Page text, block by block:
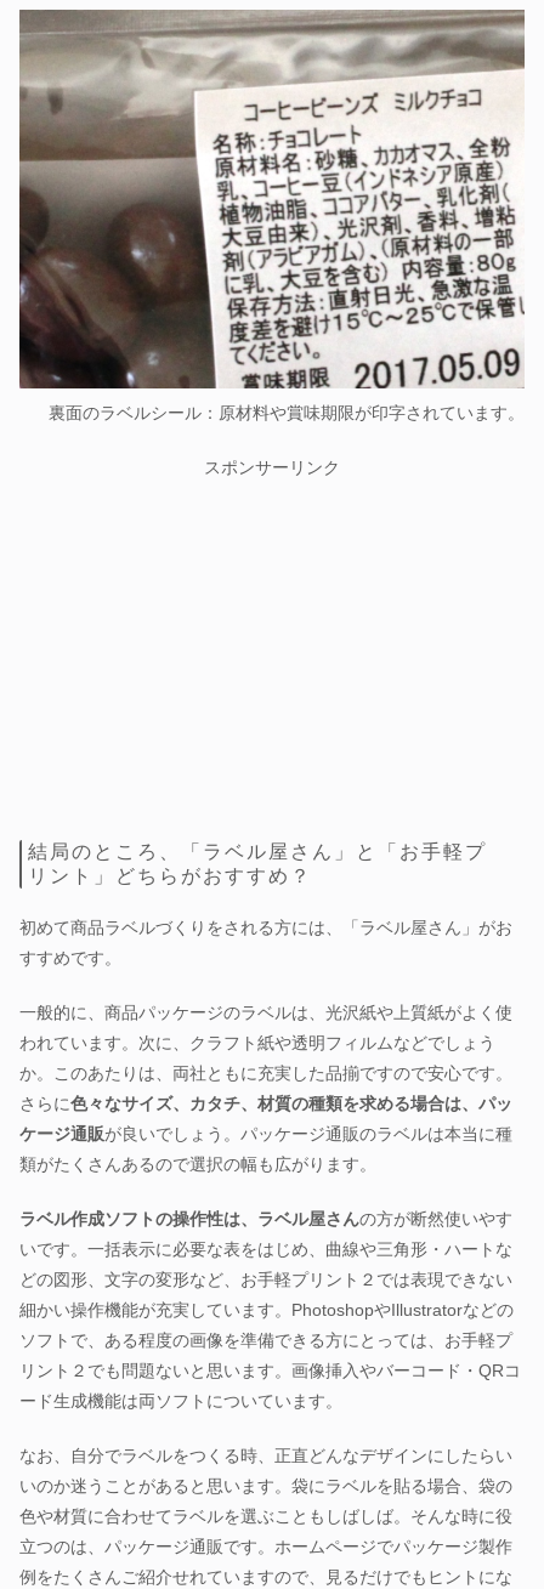
裏面のラベルシール：原材料や賞味期限が印字されています。
スポンサーリンク
結局のところ、「ラベル屋さん」と「お手軽プ
リント」どちらがおすすめ？
初めて商品ラベルづくりをされる方には、「ラベル屋さん」がお
すすめです。
一般的に、商品パッケージのラベルは、光沢紙や上質紙がよく使
われています。次に、クラフト紙や透明フィルムなどでしょう
か。このあたりは、両社ともに充実した品揃ですので安心です。
さらに色々なサイズ、カタチ、材質の種類を求める場合は、パッ
ケージ通販が良いでしょう。パッケージ通販のラベルは本当に種
類がたくさんあるので選択の幅も広がります。
ラベル作成ソフトの操作性は、ラベル屋さんの方が断然使いやす
いです。一括表示に必要な表をはじめ、曲線や三角形・ハートな
どの図形、文字の変形など、お手軽プリント２では表現できない
細かい操作機能が充実しています。PhotoshopやIllustratorなどの
ソフトで、ある程度の画像を準備できる方にとっては、お手軽プ
リント２でも問題ないと思います。画像挿入やバーコード・QRコ
ード生成機能は両ソフトについています。
なお、自分でラベルをつくる時、正直どんなデザインにしたらい
いのか迷うことがあると思います。袋にラベルを貼る場合、袋の
色や材質に合わせてラベルを選ぶこともしばしば。そんな時に役
立つのは、パッケージ通販です。ホームページでパッケージ製作
例をたくさんご紹介せれていますので、見るだけでもヒントにな